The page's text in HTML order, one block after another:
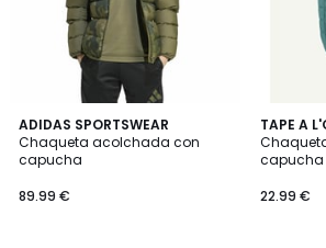
ADIDAS SPORTSWEAR
Chaqueta acolchada con
capucha
89.99 €
5
/
5
TAPE A
capucha
22.99 €